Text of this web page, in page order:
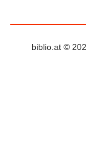
biblio.at ©